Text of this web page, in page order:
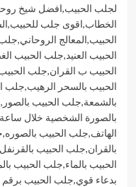
لجلب الحبيب,افضل شيخ
الخطاب,اقوى جلب للحبيب,
الحبيب,المعالج الروحاني,جلب
الحبيب العنيد,جلب الحبيب
الحبيب ب القران,جلب
الحبيب بالسحر الرهيب,جلب
بالشمعة,جلب الحبيب بالصور ,
بالصورة الشخصية خلال
الهاتف,جلب الحبيب بالصوره,
بالقران,جلب الحبيب
الحبيب بالماء,جلب الحبيب
بدعاء قوي,جلب الحبيب برقم